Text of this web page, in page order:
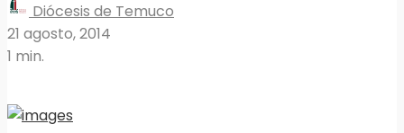
Diócesis de Temuco
21 agosto, 2014
1 min.